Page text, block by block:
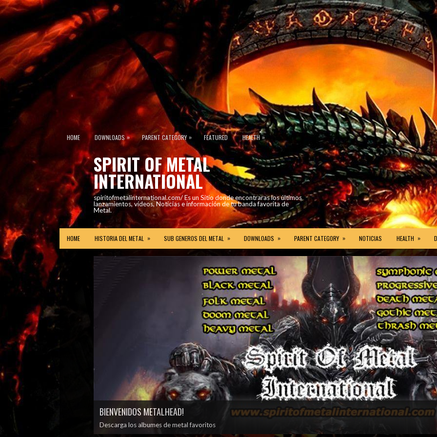
HOME DOWNLOADS » PARENT CATEGORY » FEATURED HEALTH »
SPIRIT OF METAL
INTERNATIONAL
spiritofmetalinternational.com/ Es un Sitio donde encontraras los últimos
lanzamientos, vídeos, Noticias e información de tu banda favorita de
Metal.
HOME HISTORIA DEL METAL » SUB GENEROS DEL METAL » DOWNLOADS » PARENT CATEGORY » NOTICIAS HEALTH »
BIENVENIDOS METALHEAD!
Descarga los albumes de metal favoritos